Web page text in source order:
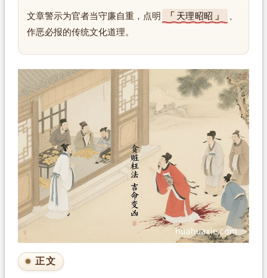
文章警示为官者当守廉自重，点明 天理昭昭
、
作恶必报的传统文化道理。
正文